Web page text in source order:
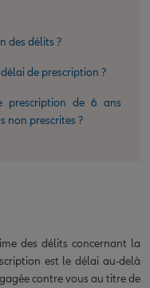
des délits ?
de prescription ?
prescription de 6 ans
non prescrites ?
des délits concernant la
est le délai au-delà
contre vous au titre de